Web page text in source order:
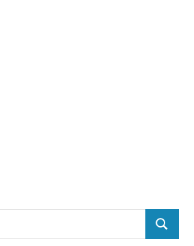
SUCHEN